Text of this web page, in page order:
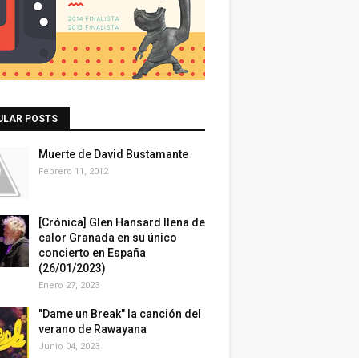
POSTS
Muerte de David Bustamante
Febrero 11, 2012
[Crónica] Glen Hansard llena de
calor Granada en su único
concierto en España
(26/01/2023)
Enero 27, 2023
"Dame un Break" la canción del
verano de Rawayana
Junio 04, 2023